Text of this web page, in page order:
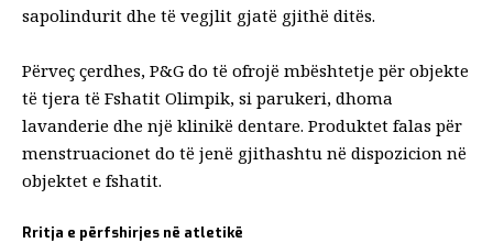
sapolindurit dhe të vegjlit gjatë gjithë ditës.
Përveç çerdhes, P&G do të ofrojë mbështetje për objekte
të tjera të Fshatit Olimpik, si parukeri, dhoma
lavanderie dhe një klinikë dentare. Produktet falas për
menstruacionet do të jenë gjithashtu në dispozicion në
objektet e fshatit.
Rritja e përfshirjes në atletikë